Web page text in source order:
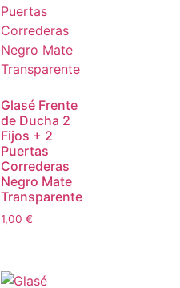
Glasé Frente
de Ducha 2
Fijos + 2
Puertas
Correderas
Negro Mate
Transparente
1,00 €